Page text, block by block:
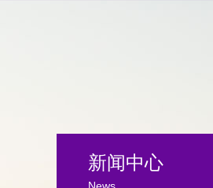
新闻中心